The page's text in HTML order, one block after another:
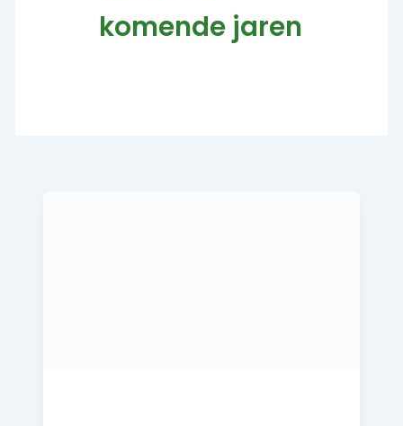
komende jaren